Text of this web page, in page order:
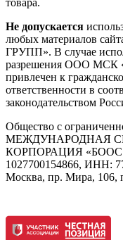
Не допускается
любых материалов
ГРУПП». В случае
разрешения ООО МСК
привлечен к
ответственности в
законодательством
Общество с
МЕЖДУНАРОДНАЯ
КОРПОРАЦИЯ
1027700154866, ИНН:
Москва, пр. Мира, 106,